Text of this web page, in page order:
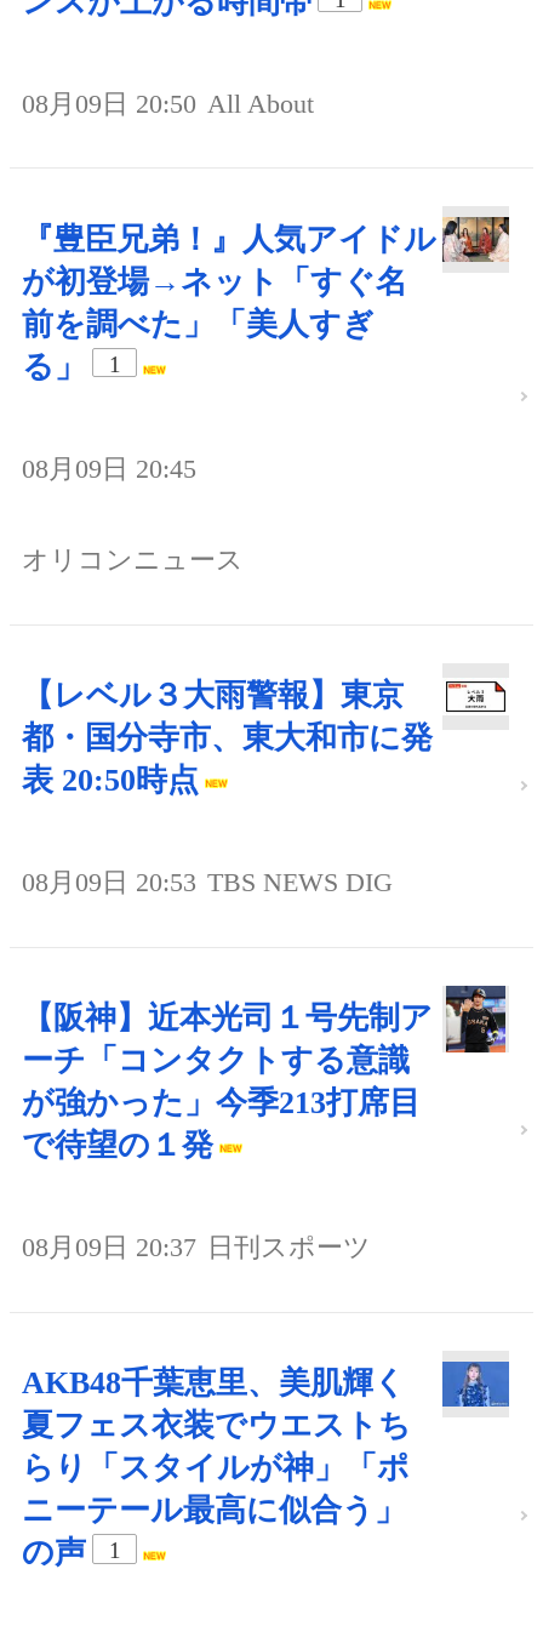
08月09日 20:50 All About
『豊臣兄弟！』人気アイドル
が初登場→ネット「すぐ名
前を調べた」「美人すぎ
る」
1
08月09日 20:45
オリコンニュース
【レベル３大雨警報】東京
都・国分寺市、東大和市に発
表 20:50時点
08月09日 20:53 TBS NEWS DIG
【阪神】近本光司１号先制ア
ーチ「コンタクトする意識
が強かった」今季213打席目
で待望の１発
08月09日 20:37 日刊スポーツ
AKB48千葉恵里、美肌輝く
夏フェス衣装でウエストち
らり「スタイルが神」「ポ
ニーテール最高に似合う」
の声
1